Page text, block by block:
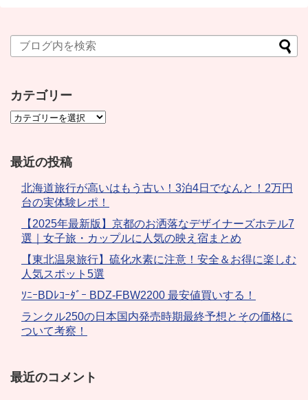
カテゴリー
最近の投稿
北海道旅行が高いはもう古い！3泊4日でなんと！2万円
台の実体験レポ！
【2025年最新版】京都のお洒落なデザイナーズホテル7
選｜女子旅・カップルに人気の映え宿まとめ
【東北温泉旅行】硫化水素に注意！安全＆お得に楽しむ
人気スポット5選
ｿﾆｰBDﾚｺｰﾀﾞｰ BDZ-FBW2200 最安値買いする！
ランクル250の日本国内発売時期最終予想とその価格に
ついて考察！
最近のコメント